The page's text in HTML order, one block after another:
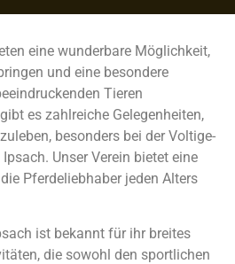
eine wunderbare Möglichkeit,
und eine besondere
Tieren
es zahlreiche Gelegenheiten,
besonders bei der Voltige-
Unser Verein bietet eine
Pferdeliebhaber jeden Alters
ist bekannt für ihr breites
die sowohl den sportlichen